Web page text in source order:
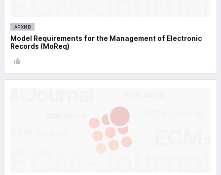
АРХИВ
Model Requirements for the Management of Electronic
Records (MoReq)